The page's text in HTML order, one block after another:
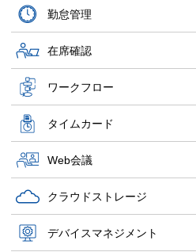
勤怠管理
在席確認
ワークフロー
タイムカード
Web会議
クラウドストレージ
デバイスマネジメント